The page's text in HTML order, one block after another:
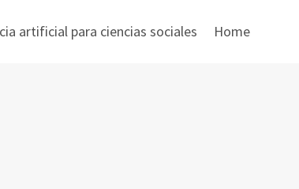
artificial para ciencias sociales Home